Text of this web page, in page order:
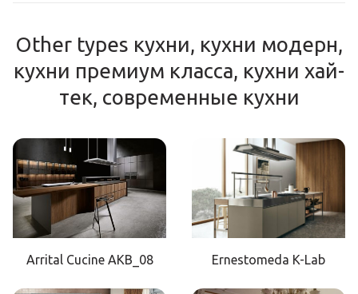
Other types кухни, кухни модерн,
кухни премиум класса, кухни хай-
тек, современные кухни
Arrital Cucine AKB_08 Ernestomeda K-Lab